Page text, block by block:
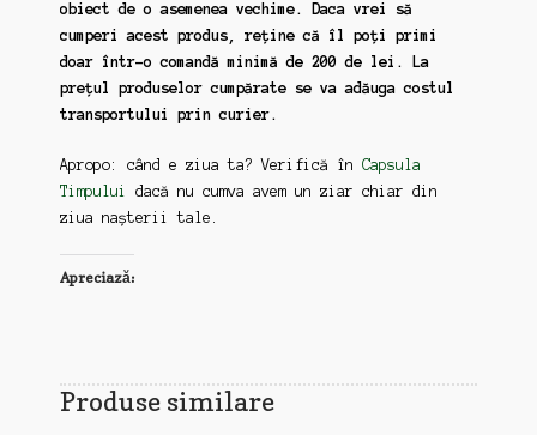
obiect de o asemenea vechime. Daca vrei să
cumperi acest produs, reține că îl poți primi
doar într-o comandă minimă de 200 de lei. La
prețul produselor cumpărate se va adăuga costul
transportului prin curier.
Apropo: când e ziua ta? Verifică în Capsula
Timpului
dacă nu cumva avem un ziar chiar din
ziua nașterii tale.
Apreciază:
Produse similare